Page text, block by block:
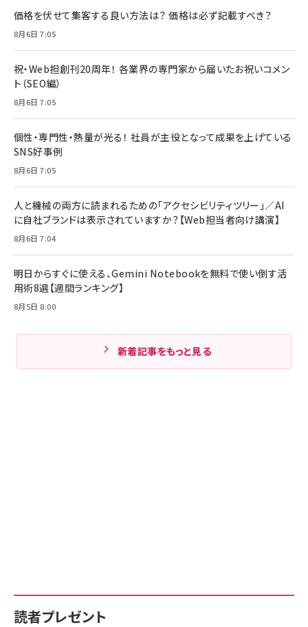
価格を伏せて集客する良い方法は？ 価格は必ず記載すべき？
8月6日 7:05
祝・Web担創刊20周年！ 各業界の専門家から届いたお祝いコメン
ト（SEO編）
8月6日 7:05
個性・専門性・熱量が光る！ 社員が主役となって成果を上げている
SNS好事例
8月6日 7:05
人と機械の両方に読まれるための「アクセシビリティツリー」／AI
に自社ブランドは表示されていますか？【Web担当者向け講演】
8月6日 7:04
明日からすぐに使える、Gemini Notebookを無料で使い倒す活
用術8選【週間ランキング】
8月5日 8:00
新着記事をもっと見る
読者プレゼント